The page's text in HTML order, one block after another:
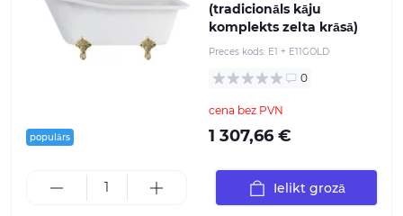
populārs
(tradicionāls kāju
komplekts zelta krāsā)
Preces kods: E1 + E11GOLD
0
cena bez PVN
1 307,66 €
Ielikt grozā